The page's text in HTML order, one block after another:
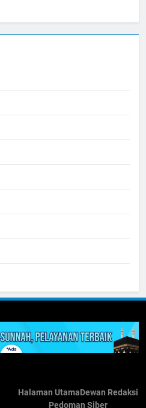
Halaman UtamaDewan Redaksi
Pedoman Siber